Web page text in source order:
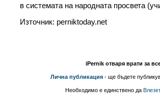
в системата на народната просвета
Източник: perniktoday.net
iPernik отваря врати за
Лична публикация - ще бъдете
Необходимо е единствено да